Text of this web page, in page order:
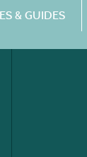
& GUIDES